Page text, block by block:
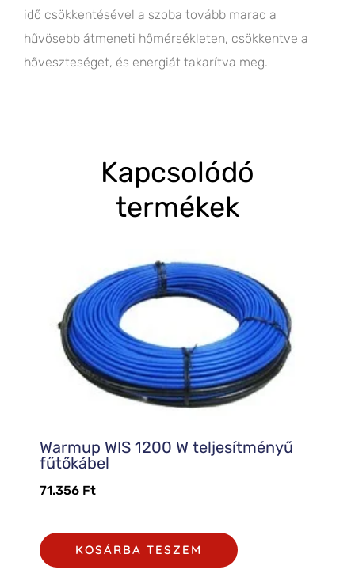
idő csökkentésével a szoba tovább marad a
hűvösebb átmeneti hőmérsékleten, csökkentve a
hőveszteséget, és energiát takarítva meg.
Kapcsolódó
termékek
Warmup WIS 1200 W teljesítményű
fűtőkábel
71.356 Ft
KOSÁRBA TESZEM